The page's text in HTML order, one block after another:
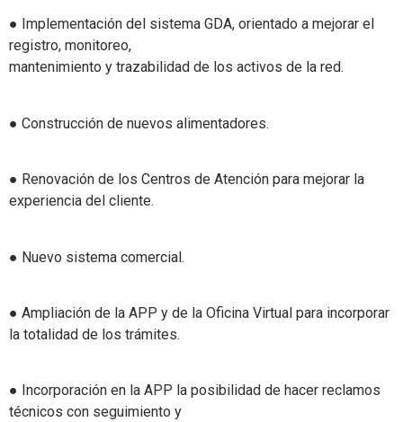
● Implementación del sistema GDA, orientado a mejorar el
registro, monitoreo,
mantenimiento y trazabilidad de los activos de la red.
● Construcción de nuevos alimentadores.
● Renovación de los Centros de Atención para mejorar la
experiencia del cliente.
● Nuevo sistema comercial.
● Ampliación de la APP y de la Oficina Virtual para incorporar
la totalidad de los trámites.
● Incorporación en la APP la posibilidad de hacer reclamos
técnicos con seguimiento y